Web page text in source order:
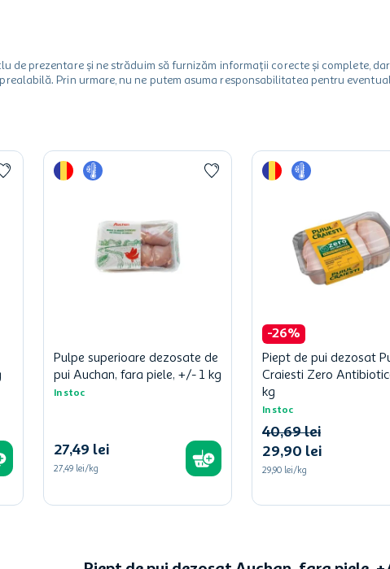
de prezentare și ne străduim să furnizăm informații corecte și complete,
Prin urmare, nu ne putem asuma responsabilitatea pentru
Pulpe superioare dezosate de
pui Auchan, fara piele, +/- 1 kg
In stoc
27,49 lei
27,49 lei/kg
-26%
Piept de pui dezosat
Craiesti Zero
kg
In stoc
29,90 lei
40,69 lei
29,90 lei/kg